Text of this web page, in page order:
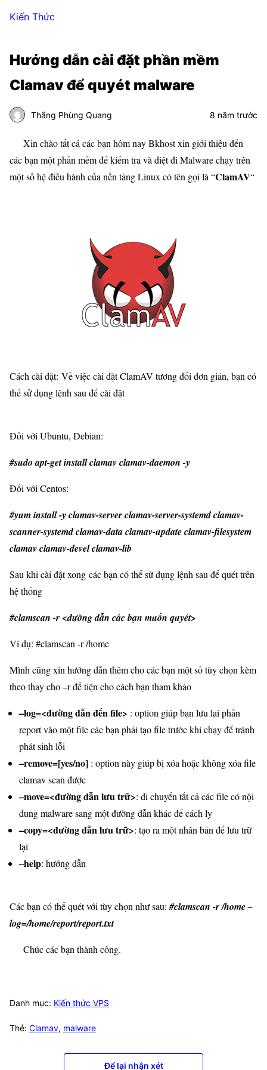
Kiến Thức
Hướng dẫn cài đặt phần mềm
Clamav để quyét malware
Thắng Phùng Quang 8 năm trước
Xin chào tất cả các bạn hôm nay Bkhost xin giới thiệu đến
các bạn một phần mềm để kiểm tra và diệt đi Malware chạy trên
một số hệ điều hành của nền tảngLinux có tên gọi là “ClamAV“
Cách cài đặt: Về việc cài đặt ClamAV tương đối đơn giản, bạn có
thể sử dụng lệnh sau để cài đặt
Đối với Ubuntu, Debian:
#sudo apt-get install clamav clamav-daemon -y
Đối với Centos:
#yum install -y clamav-server clamav-server-systemd clamav-
scanner-systemd clamav-data clamav-update clamav-filesystem
clamav clamav-devel clamav-lib
Sau khi cài đặt xong các bạn có thể sử dụng lệnh sau để quét trên
hệ thống
#clamscan -r <đường dẫn các bạn muốn quyét>
Ví dụ: #clamscan -r /home
Mình cũng xin hướng dẫn thêm cho các bạn một số tùy chọn kèm
theo thay cho –r để tiện cho cách bạn tham khảo
–log=<đường dẫn đến file> : option giúp bạn lưu lại phần
report vào một file các bạn phải tạo file trước khi chạy để tránh
phát sinh lỗi
–remove=[yes/no] : option này giúp bị xóa hoặc không xóa file
clamav scan được
–move=<đường dẫn lưu trữ>: di chuyển tất cả các file có nội
dung malware sang một đường dẫn khác để cách ly
–copy=<đường dẫn lưu trữ>: tạo ra một nhân bản để lưu trữ
lại
–help: hướng dẫn
Các bạn có thể quét với tùy chọn như sau:#clamscan -r /home –
log=/home/report/report.txt
Chúc các bạn thành công.
Danh mục: Kiến thức VPS
Thẻ: Clamav, malware
Để lại nhận xét